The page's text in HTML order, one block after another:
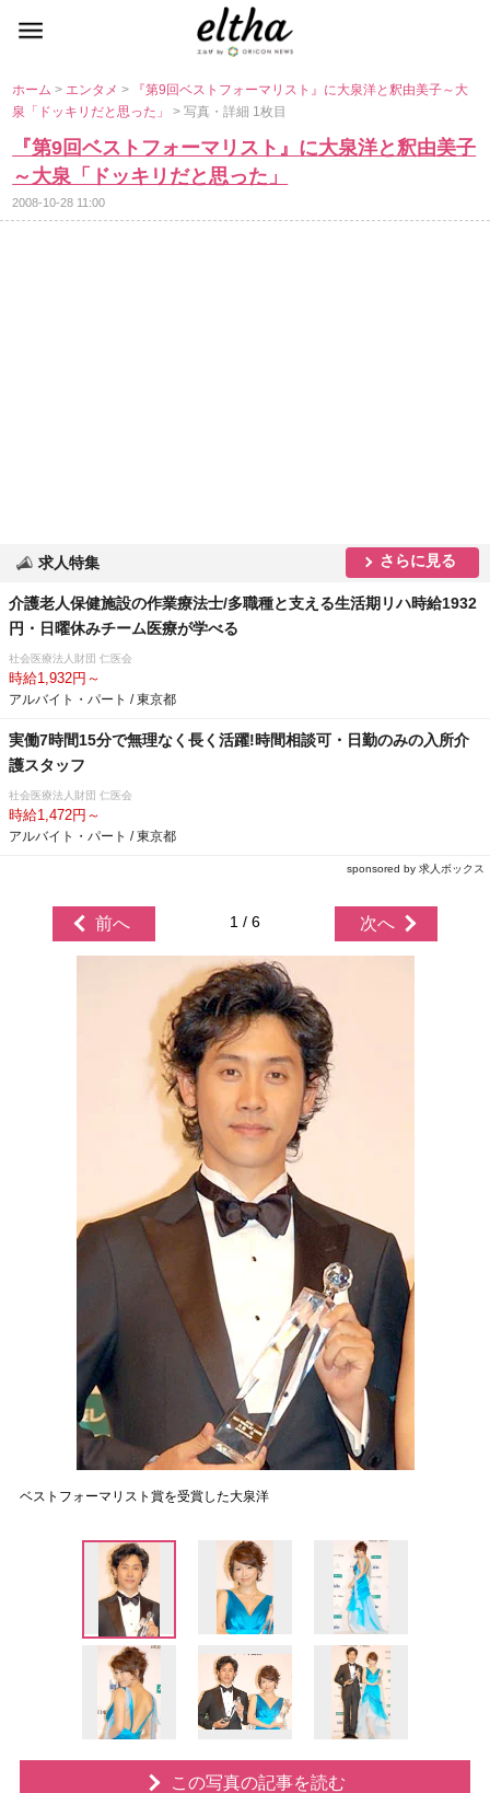
ホーム> エンタメ>
『第9回ベストフォーマリスト』に大泉洋と釈由美子～大
泉「ドッキリだと思った」> 写真・詳細 1枚目
『第9回ベストフォーマリスト』に大泉洋と釈由美子
～大泉「ドッキリだと思った」
2008-10-28 11:00
求人特集 さらに見る
介護老人保健施設の作業療法士/多職種と支える生活期リハ時給1932
円・日曜休みチーム医療が学べる
社会医療法人財団 仁医会
時給1,932円～
アルバイト・パート / 東京都
実働7時間15分で無理なく長く活躍!時間相談可・日勤のみの入所介
護スタッフ
社会医療法人財団 仁医会
時給1,472円～
アルバイト・パート / 東京都
sponsored by 求人ボックス
前へ 1 / 6 次へ
ベストフォーマリスト賞を受賞した大泉洋
この写真の記事を読む